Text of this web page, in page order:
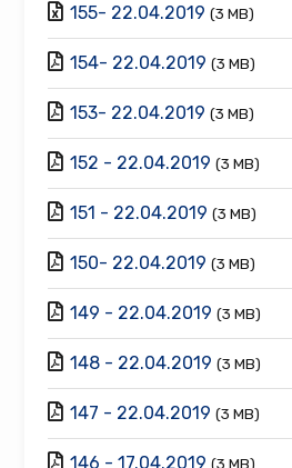
155- 22.04.2019 (3 MB)
154- 22.04.2019 (3 MB)
153- 22.04.2019 (3 MB)
152 - 22.04.2019 (3 MB)
151 - 22.04.2019 (3 MB)
150- 22.04.2019 (3 MB)
149 - 22.04.2019 (3 MB)
148 - 22.04.2019 (3 MB)
147 - 22.04.2019 (3 MB)
146 - 17.04.2019 (3 MB)